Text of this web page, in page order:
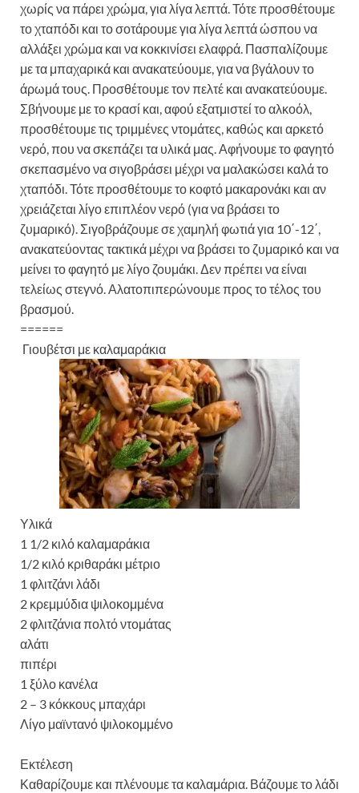
χωρίς να πάρει χρώμα, για λίγα λεπτά. Τότε προσθέτουμε
το χταπόδι και το σοτάρουμε για λίγα λεπτά ώσπου να
αλλάξει χρώμα και να κοκκινίσει ελαφρά. Πασπαλίζουμε
με τα μπαχαρικά και ανακατεύουμε, για να βγάλουν το
άρωμά τους. Προσθέτουμε τον πελτέ και ανακατεύουμε.
Σβήνουμε με το κρασί και, αφού εξατμιστεί το αλκοόλ,
προσθέτουμε τις τριμμένες ντομάτες, καθώς και αρκετό
νερό, που να σκεπάζει τα υλικά μας. Αφήνουμε το φαγητό
σκεπασμένο να σιγοβράσει μέχρι να μαλακώσει καλά το
χταπόδι. Τότε προσθέτουμε το κοφτό μακαρονάκι και αν
χρειάζεται λίγο επιπλέον νερό (για να βράσει το
ζυμαρικό). Σιγοβράζουμε σε χαμηλή φωτιά για 10΄-12΄,
ανακατεύοντας τακτικά μέχρι να βράσει το ζυμαρικό και να
μείνει το φαγητό με λίγο ζουμάκι. Δεν πρέπει να είναι
τελείως στεγνό. Αλατοπιπερώνουμε προς το τέλος του
βρασμού.
======
Γιουβέτσι με καλαμαράκια
Υλικά
1 1/2 κιλό καλαμαράκια
1/2 κιλό κριθαράκι μέτριο
1 φλιτζάνι λάδι
2 κρεμμύδια ψιλοκομμένα
2 φλιτζάνια πολτό ντομάτας
αλάτι
πιπέρι
1 ξύλο κανέλα
2 – 3 κόκκους μπαχάρι
Λίγο μαϊντανό ψιλοκομμένο
Εκτέλεση
Καθαρίζουμε και πλένουμε τα καλαμάρια. Βάζουμε το λάδι